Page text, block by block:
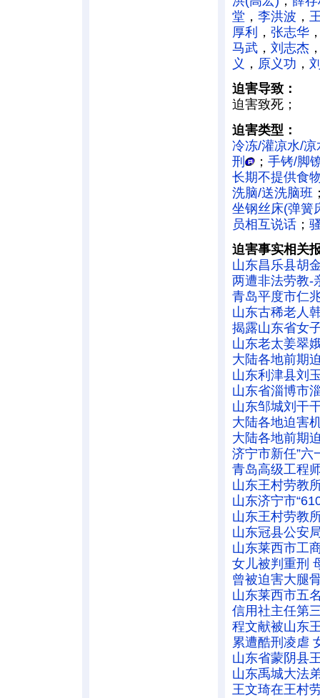
堂 ， 李洪波 ，
厚利
， 张志华
马武 ， 刘志杰
义 ， 原义功 ，
迫害导致：
迫害致死；
迫害类型：
冷冻/灌凉水/凉
刑
； 手铐/脚
长期不提供食
洗脑/送洗脑班
坐钢丝床(弹簧
员相互说话 ；
迫害事实相关
山东昌乐县胡
两遭非法劳教-
青岛平度市仁
山东古稀老人
揭露山东省女
山东老太姜翠
大陆各地前期
山东利津县刘
山东省淄博市
山东邹城刘干
大陆各地迫害
大陆各地前期
济宁市新任”六
青岛高级工程
山东王村劳教
山东济宁市
山东王村劳教
山东冠县公安
山东莱西市工
女儿被判重刑
曾被迫害大腿
山东莱西市五
信用社主任第
程文献被山东
累遭酷刑凌虐
山东省蒙阴县
山东禹城大法
王文琦在王村